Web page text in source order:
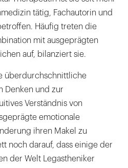
tätig, Fachautorin und
Häufig treten die
mit ausgeprägten
auf, bilanziert sie.
überdurchschnittliche
Denken und zur
Verständnis von
emotionale
ihren Makel zu
noch darauf, dass einige der
der Welt Legastheniker